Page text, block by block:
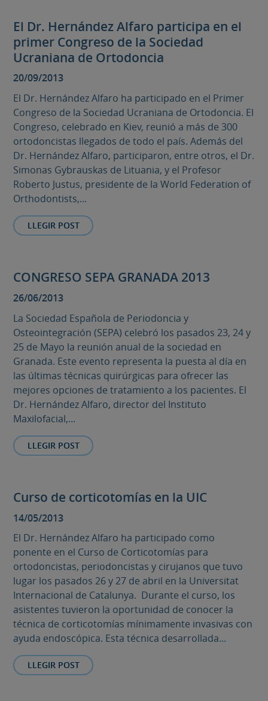
El Dr. Hernández Alfaro participa en el
primer Congreso de la Sociedad
Ucraniana de Ortodoncia
20/09/2013
El Dr. Hernández Alfaro ha participado en el Primer
Congreso de la Sociedad Ucraniana de Ortodoncia. El
Congreso, celebrado en Kiev, reunió a más de 300
ortodoncistas llegados de todo el país. Además del
Dr. Hernández Alfaro, participaron, entre otros, el Dr.
Simonas Gybrauskas de Lituania, y el Profesor
Roberto Justus, presidente de la World Federation of
Orthodontists,...
LLEGIR POST
CONGRESO SEPA GRANADA 2013
26/06/2013
La Sociedad Española de Periodoncia y
Osteointegración (SEPA) celebró los pasados 23, 24 y
25 de Mayo la reunión anual de la sociedad en
Granada. Este evento representa la puesta al día en
las últimas técnicas quirúrgicas para ofrecer las
mejores opciones de tratamiento a los pacientes. El
Dr. Hernández Alfaro, director del Instituto
Maxilofacial,...
LLEGIR POST
Curso de corticotomías en la UIC
14/05/2013
El Dr. Hernández Alfaro ha participado como
ponente en el Curso de Corticotomías para
ortodoncistas, periodoncistas y cirujanos que tuvo
lugar los pasados 26 y 27 de abril en la Universitat
Internacional de Catalunya. Durante el curso, los
asistentes tuvieron la oportunidad de conocer la
técnica de corticotomías mínimamente invasivas con
ayuda endoscópica. Esta técnica desarrollada...
LLEGIR POST